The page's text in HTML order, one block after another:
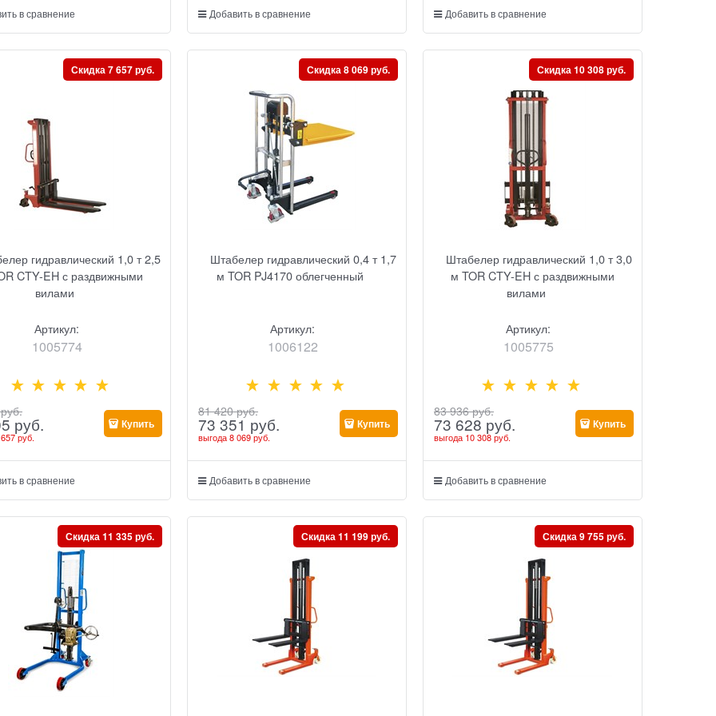
в сравнение Добавить в сравнение Добавить в сравнение
гидравлический 1,0 т 2,5
CTY-EH с раздвижными
вилами
Артикул:
1005774
Скидка 7 657 руб.
руб.
руб.
Купить
в сравнение
Штабелер гидравлический 0,4 т 1,7
м TOR PJ4170 облегченный
Артикул:
1006122
Скидка 8 069 руб.
81 420 руб.
73 351 руб.
выгода8 069 руб.
Купить
Добавить в сравнение
Штабелер гидравлический 1,0 т 3,0
м TOR CTY-EH с раздвижными
вилами
Артикул:
1005775
Скидка 10 308 руб.
83 936 руб.
73 628 руб.
выгода 10 308 руб.
Купить
Добавить в сравнение
Скидка 11 335 руб. Скидка 11 199 руб. Скидка 9 755 руб.